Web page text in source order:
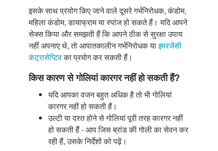
इसके साथ प्रयोग किए जाने वाले दूसरे गर्भनिरोधक, कंडोम,
महिला कंडोम, डायाफ्राम या स्पांज हो सकते हैं। यदि आपने
सेक्स किया और समझती हैं कि आपने ठीक से सुरक्षा उपाय
नहीं अपनाए थे, तो आपातकालीन गर्भनिरोधक याइमरजेंसी
कंट्रासेप्टिवका प्रयोग कर सकती हैं।
किस कारण से गोलियां कारगर नहीं हो सकती हैं?
यदि आपका वजन बहुत अधिक है तो भी गोलियां
कारगर नहीं हो सकती हैं।
उल्टी या दस्त होने से गोलियां पूरी तरह कारगर नहीं
हो सकती हैं - आप जिस ब्रांड की गोली का सेवन कर
रही हैं, उसके निर्देशों को पढ़ें।